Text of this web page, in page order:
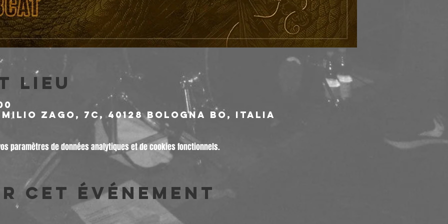
lieu
Zago, 7c, 40128 Bologna BO, Italia
paramètres de données analytiques et de cookies fonctionnels.
cet événement